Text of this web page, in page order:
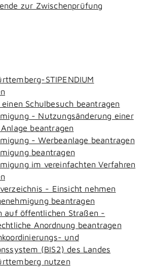
zur Zwischenprüfung
STIPENDIUM
Schulbesuch beantragen
- Nutzungsänderung einer
beantragen
- Werbeanlage beantragen
beantragen
im vereinfachten Verfahren
- Einsicht nehmen
beantragen
auf öffentlichen Straßen -
Anordnung beantragen
und
(BIS2) des Landes
nutzen